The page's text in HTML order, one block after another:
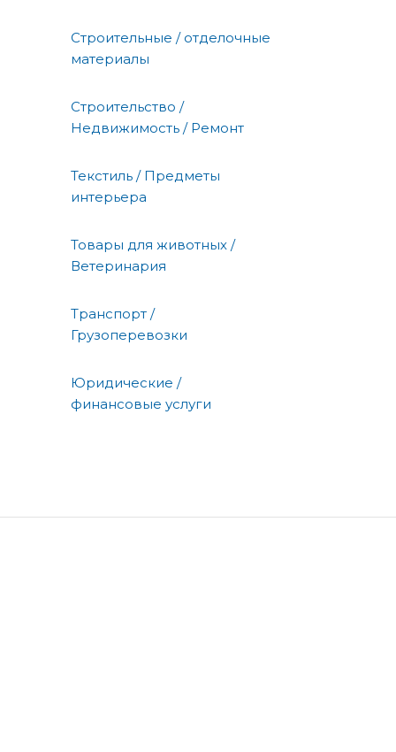
Строительные / отделочные
материалы
Строительство /
Недвижимость / Ремонт
Текстиль / Предметы
интерьера
Товары для животных /
Ветеринария
Транспорт /
Грузоперевозки
Юридические /
финансовые услуги